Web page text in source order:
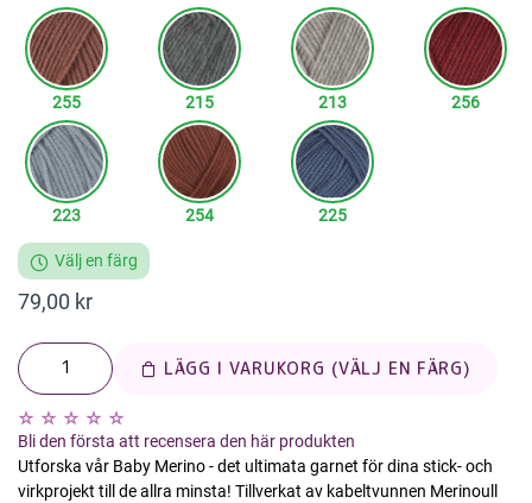
255 215 213 256
223 254 225
Välj en färg
79,00 kr
LÄGG I VARUKORG (VÄLJ EN FÄRG)
Bli den första att recensera den här produkten
Utforska vår Baby Merino - det ultimata garnet för dina stick- och
virkprojekt till de allra minsta! Tillverkat av kabeltvunnen Merinoull